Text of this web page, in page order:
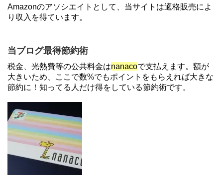
【2倍増量】PayPayカード、まるごとフラットリボ
登録と3回利用で10000ptがもらえるキャンペーン！
3/31まで
ソニーフィナンシャルグループの株主限定！2万円
もらえる口座開設キャンペーン。7/31まで
【解決】マリオットボンヴォイにログインできな
い、パスワード変更不可の原因はコレでした。
【対象者限定】楽天ペイで決済すると最大300ポイ
ントキャンペーン！～6/1
Amazonのアソシエイトとして、当サイトは適格販売によ
り収入を得ています。
当ブログ最得節約術
税金、光熱費等の公共料金はnanacoで支払えます。額が
大きいため、ここで数%でもポイントをもらえれば大きな
節約に！知ってる人だけ得をしている節約術です。